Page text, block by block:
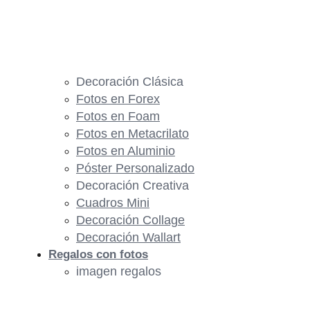
Decoración Clásica
Fotos en Forex
Fotos en Foam
Fotos en Metacrilato
Fotos en Aluminio
Póster Personalizado
Decoración Creativa
Cuadros Mini
Decoración Collage
Decoración Wallart
Regalos con fotos
imagen regalos